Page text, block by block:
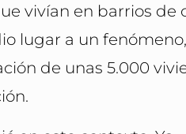
vivían en barrios de
lugar a un
de unas 5.000